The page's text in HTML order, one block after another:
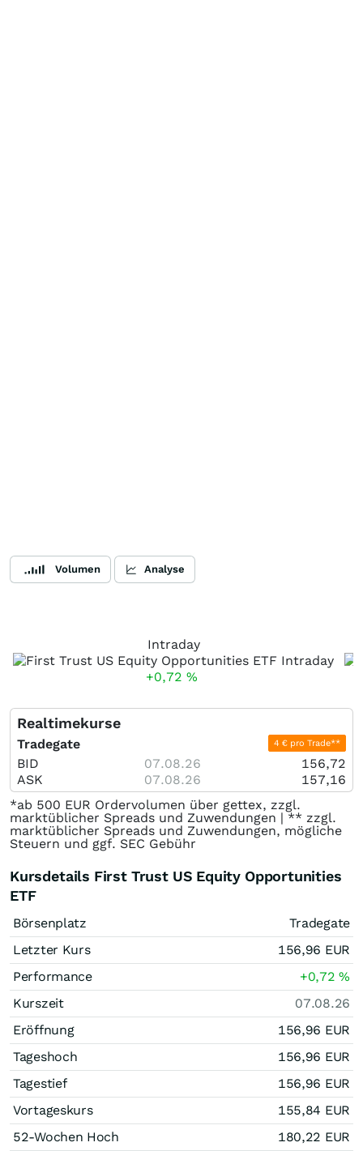
Volumen Analyse
Intraday
+0,72 %
Realtimekurse
Tradegate 4 € pro Trade**
BID 07.08.26
156,72
ASK
07.08.26
157,16
*ab 500 EUR Ordervolumen über gettex, zzgl.
marktüblicher Spreads und Zuwendungen | ** zzgl.
marktüblicher Spreads und Zuwendungen, mögliche
Steuern und ggf. SEC Gebühr
Kursdetails First Trust US Equity Opportunities
ETF
Börsenplatz
Tradegate
Letzter Kurs
156,96 EUR
Performance
+0,72%
Kurszeit
07.08.26
Eröffnung
156,96 EUR
Tageshoch
156,96 EUR
Tagestief
156,96 EUR
Vortageskurs
155,84 EUR
52-Wochen Hoch
180,22 EUR